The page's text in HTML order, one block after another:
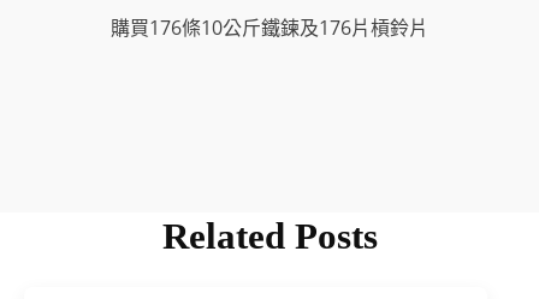
購買176條10公斤鐵鍊及176片槓鈴片
Related Posts